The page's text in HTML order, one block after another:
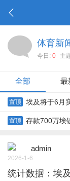
体育新
今日: 0 主
全部 最
置顶 埃及将于6月
置顶 存款700万埃
admin
2026-1-6
统计数据：埃